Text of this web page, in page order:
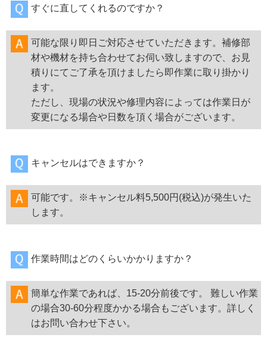
すぐに直してくれるのですか？
可能な限り即日ご対応させていただきます。補修部
材や機材を持ち合わせてお伺い致しますので、お見
積りにてご了承を頂けましたら即作業に取り掛かり
ます。
ただし、現場の状況や修理内容によっては作業日が
変更になる場合や日数を頂く場合がございます。
キャンセルはできますか？
可能です。※キャンセル料5,500円(税込)が発生いた
します。
作業時間はどのくらいかかりますか？
簡単な作業であれば、15-20分前後です。 難しい作業
の場合30-60分程度かかる場合もございます。詳しく
はお問い合わせ下さい。